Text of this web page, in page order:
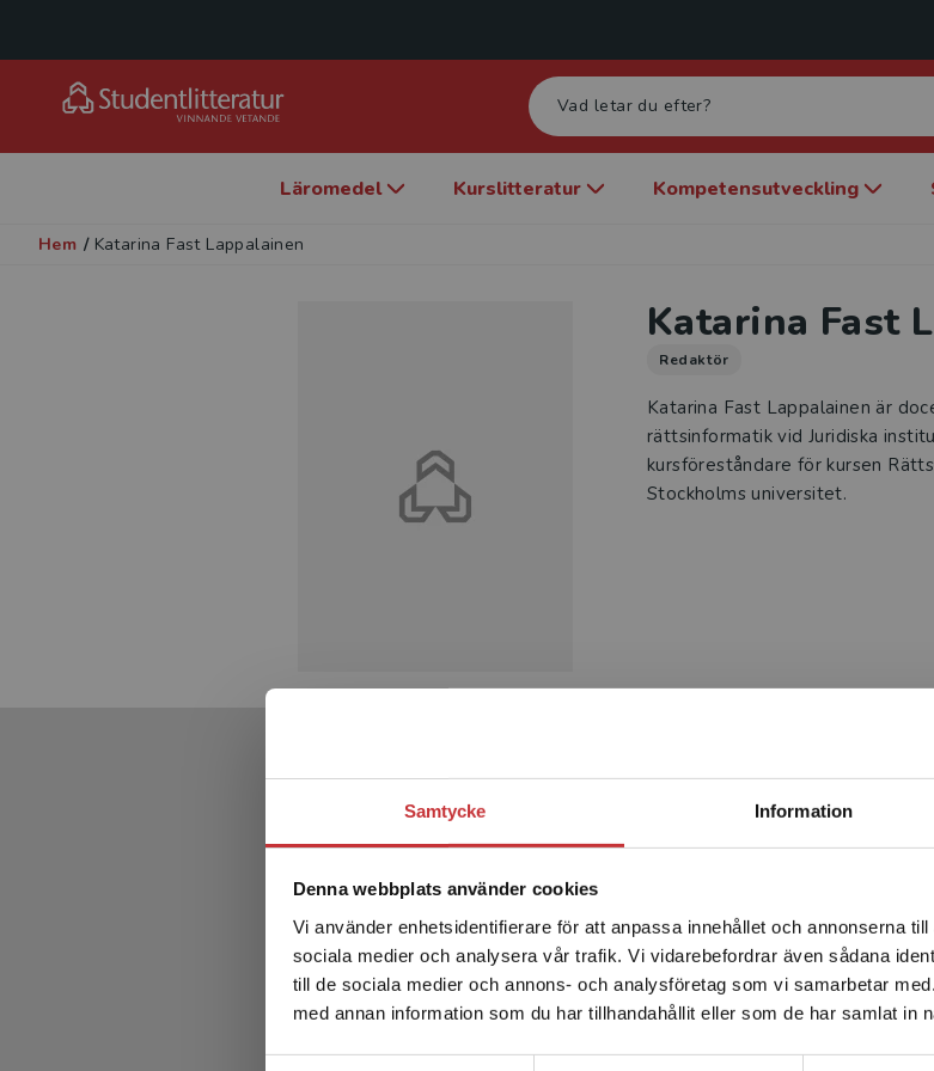
Samtycke Information
Denna webbplats använder cookies
Vi använder enhetsidentifierare för att anpassa innehållet och annonserna
sociala medier och analysera vår trafik. Vi vidarebefordrar även sådana
till de sociala medier och annons- och analysföretag som vi samarbetar
med annan information som du har tillhandahållit eller som de har samlat in
Begränsad fraktregion
Det verkar som att du besöker
enhet utanför Sverige. Vi erbjuder inte
Sverige. För att kunna slutföra ett köp måste
leveransadressen vara i Sverige.Läs mer
Läromedel Kurslitteratur Kompetensutveckling
Hem / Katarina Fast Lappalainen
Katarina Fast
Redaktör
Katarina Fast Lappalainen är
rättsinformatik vid Juridiska
kursföreståndare för kursen
Stockholms universitet.
Produkter